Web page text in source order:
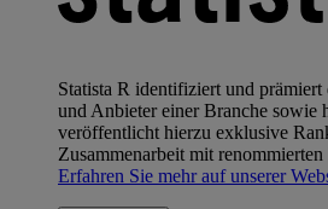
Statista R identifiziert und prämiert
und Anbieter einer Branche sowie
veröffentlicht hierzu exklusive
Zusammenarbeit mit
Erfahren Sie mehr auf unserer